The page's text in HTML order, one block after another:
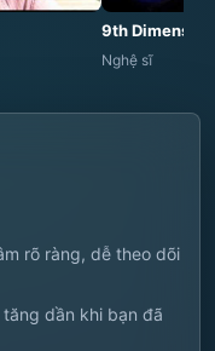
9th Dimension
Nghệ sĩ
rõ ràng, dễ theo dõi
dần khi bạn đã